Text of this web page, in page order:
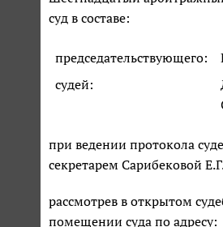
суд в составе:
председательствующего:
судей:
при ведении протокола
секретарем Сарибековой
рассмотрев в открытом
помещении суда по адресу: